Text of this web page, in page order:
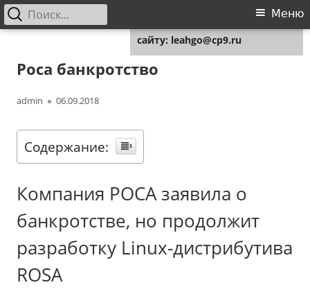
Основное
Меню
Найти:
Роса банкротство
Автор
admin Опубликовано
06.09.2018
Содержание:
Компания РОСА заявила о
банкротстве, но продолжит
разработку Linux-дистрибутива
ROSA
сайту: leahgo@cp9.ru